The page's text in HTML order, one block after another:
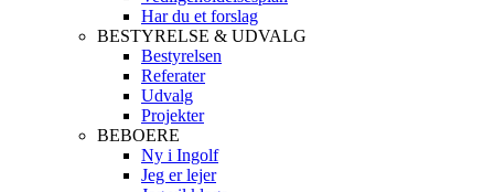
Har du et forslag
BESTYRELSE & UDVALG
Bestyrelsen
Referater
Udvalg
Projekter
BEBOERE
Ny i Ingolf
Jeg er lejer